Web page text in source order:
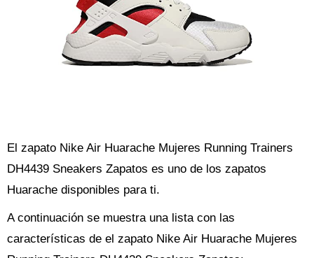
El zapato Nike Air Huarache Mujeres Running Trainers
DH4439 Sneakers Zapatos es uno de los zapatos
Huarache disponibles para ti.
A continuación se muestra una lista con las
características de el zapato Nike Air Huarache Mujeres